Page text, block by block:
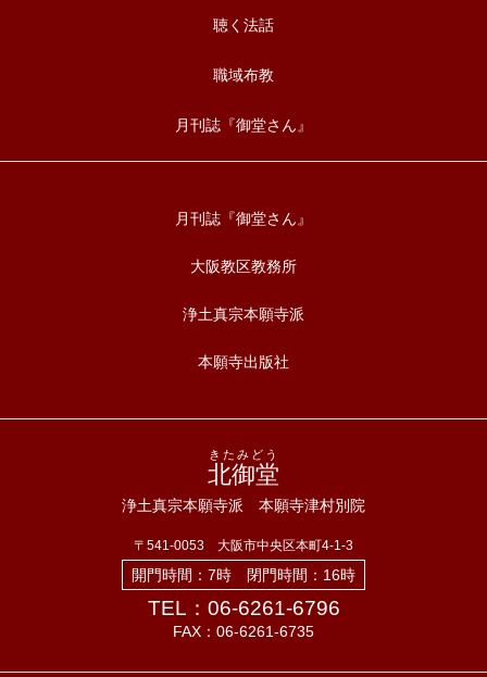
聴く法話
職域布教
月刊誌『御堂さん』
月刊誌『御堂さん』
大阪教区教務所
浄土真宗本願寺派
本願寺出版社
北御堂
きたみどう
浄土真宗本願寺派 本願寺津村別院
〒541-0053 大阪市中央区本町4-1-3
開門時間：7時 閉門時間：16時
TEL：06-6261-6796
FAX：06-6261-6735